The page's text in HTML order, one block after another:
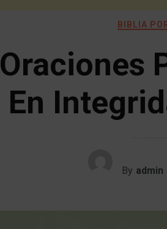
BIBLIA
Oraciones
En
By admin